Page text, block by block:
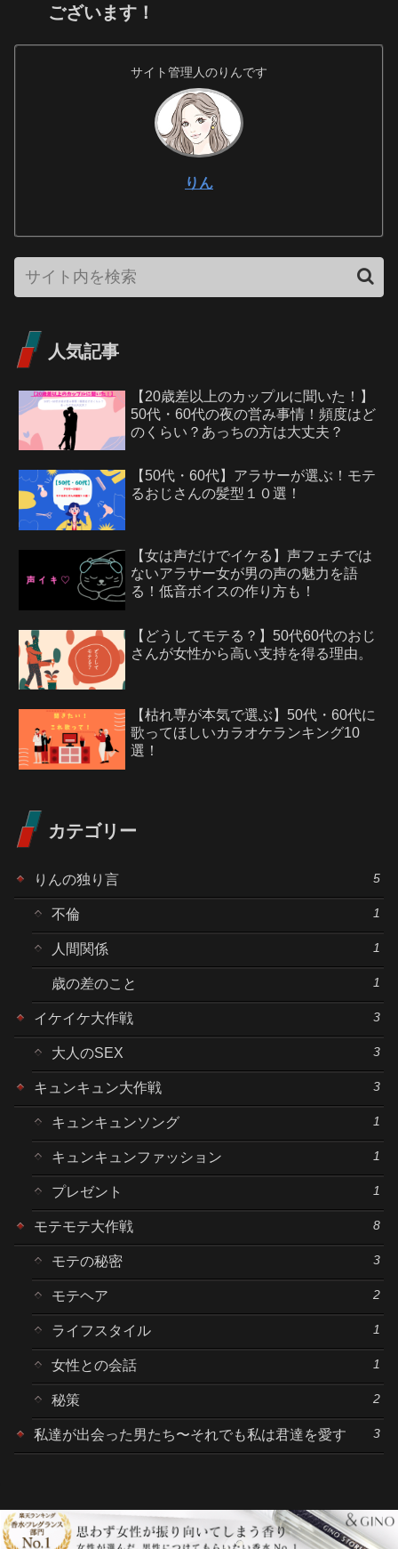
ございます！
サイト管理人のりんです
りん
人気記事
【20歳差以上のカップルに聞いた！】
50代・60代の夜の営み事情！頻度はど
のくらい？あっちの方は大丈夫？
【50代・60代】アラサーが選ぶ！モテ
るおじさんの髪型１０選！
【女は声だけでイケる】声フェチでは
ないアラサー女が男の声の魅力を語
る！低音ボイスの作り方も！
【どうしてモテる？】50代60代のおじ
さんが女性から高い支持を得る理由。
【枯れ専が本気で選ぶ】50代・60代に
歌ってほしいカラオケランキング10
選！
カテゴリー
りんの独り言 5
不倫 1
人間関係 1
歳の差のこと 1
イケイケ大作戦 3
大人のSEX 3
キュンキュン大作戦 3
キュンキュンソング 1
キュンキュンファッション 1
プレゼント 1
モテモテ大作戦 8
モテの秘密 3
モテヘア 2
ライフスタイル 1
女性との会話 1
秘策 2
私達が出会った男たち〜それでも私は君達を愛す 3